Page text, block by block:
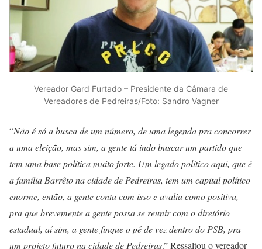
Vereador Gard Furtado – Presidente da Câmara de
Vereadores de Pedreiras/Foto: Sandro Vagner
“Não é só a busca de um número, de uma legenda pra concorrer
a uma eleição, mas sim, a gente tá indo buscar um partido que
tem uma base política muito forte. Um legado político aqui, que é
a família Barrêto na cidade de Pedreiras, tem um capital político
enorme, então, a gente conta com isso e avalia como positiva,
pra que brevemente a gente possa se reunir com o diretório
estadual, aí sim, a gente finque o pé de vez dentro do PSB, pra
um projeto futuro na cidade de Pedreiras.” Ressaltou o vereador